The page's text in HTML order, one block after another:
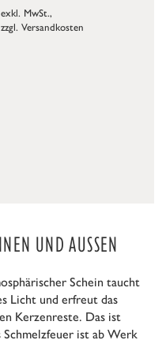
exkl. MwSt.,
zzgl. Versandkosten
UND AUSSEN
Schein taucht
Licht und erfreut das
Kerzenreste. Das ist
ist ab Werk